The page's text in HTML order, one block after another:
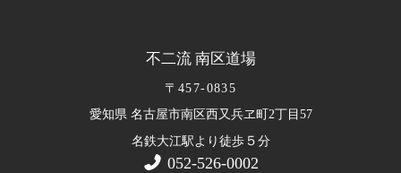
不二流 南区道場
〒457-0835
愛知県 名古屋市南区西又兵ヱ町2丁目57
名鉄大江駅より徒歩５ 分
052-526-0002